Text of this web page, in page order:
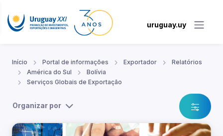
uruguay.uy
Início Portal de informações Exportador
Relatórios
América do Sul
Bolívia
Serviços Globais de Exportação
Organizar por